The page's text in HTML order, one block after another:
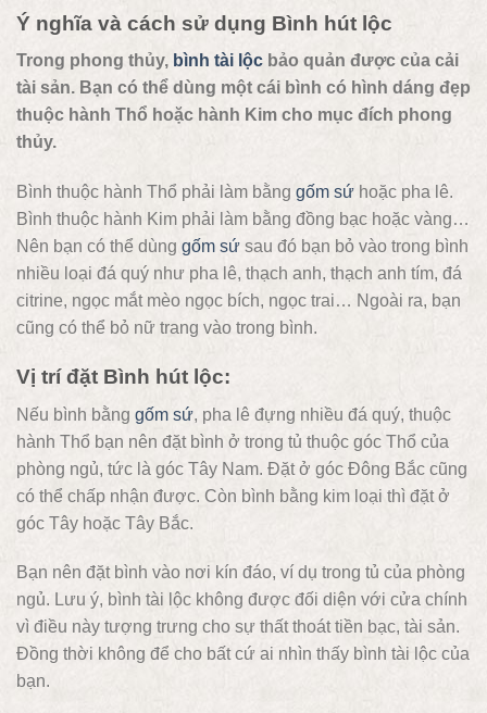
Ý nghĩa và cách sử dụng Bình hút lộc
Trong phong thủy, bình tài lộc bảo quản được của cải
tài sản. Bạn có thể dùng một cái bình có hình dáng đẹp
thuộc hành Thổ hoặc hành Kim cho mục đích phong
thủy.
Bình thuộc hành Thổ phải làm bằng gốm sứ hoặc pha lê.
Bình thuộc hành Kim phải làm bằng đồng bạc hoặc vàng…
Nên bạn có thể dùng gốm sứ sau đó bạn bỏ vào trong bình
nhiều loại đá quý như pha lê, thạch anh, thạch anh tím, đá
citrine, ngọc mắt mèo ngọc bích, ngọc trai… Ngoài ra, bạn
cũng có thể bỏ nữ trang vào trong bình.
Vị trí đặt Bình hút lộc:
Nếu bình bằng gốm sứ, pha lê đựng nhiều đá quý, thuộc
hành Thổ bạn nên đặt bình ở trong tủ thuộc góc Thổ của
phòng ngủ, tức là góc Tây Nam. Đặt ở góc Đông Bắc cũng
có thể chấp nhận được. Còn bình bằng kim loại thì đặt ở
góc Tây hoặc Tây Bắc.
Bạn nên đặt bình vào nơi kín đáo, ví dụ trong tủ của phòng
ngủ. Lưu ý, bình tài lộc không được đối diện với cửa chính
vì điều này tượng trưng cho sự thất thoát tiền bạc, tài sản.
Đồng thời không để cho bất cứ ai nhìn thấy bình tài lộc của
bạn.